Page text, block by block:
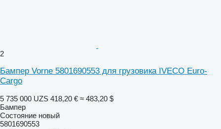
2
Бампер Vorne 5801690553 для грузовика IVECO Euro-
Cargo
5 735 000 UZS 418,20 € ≈ 483,20 $
Бампер
Состояние новый
5801690553